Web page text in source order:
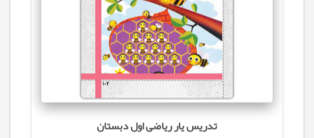
تدریس یار ریاضی اول دبستان